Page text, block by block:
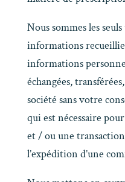
Nous sommes les
informations
informations
échangées,
société sans votre
qui est nécessaire
et / ou une
l’expédition d’une